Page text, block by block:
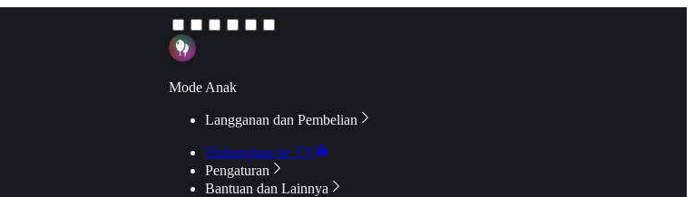
Mode Anak
Langganan dan Pembelian
Hubungkan ke TV
Pengaturan
Bantuan dan Lainnya